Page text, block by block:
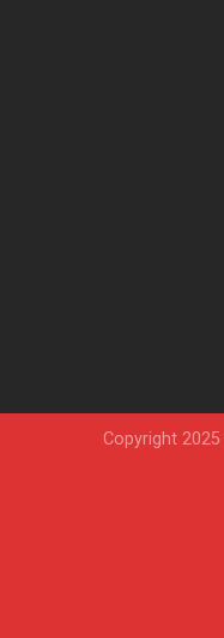
Copyright 2025